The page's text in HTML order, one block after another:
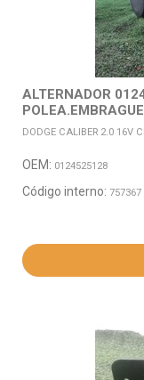
ALTERNADOR
POLEA.EMBRAGUE
DODGE CALIBER 2.0 16V
OEM: 0124525128
Código interno: 757367